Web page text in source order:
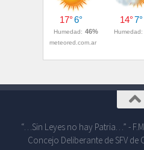
“…Sin Leyes no hay Patria…” -
Concejo Deliberante de SFV de